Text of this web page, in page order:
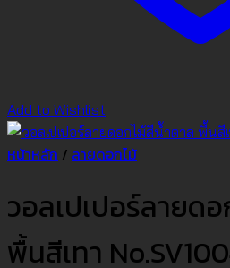
Add to Wishlist
หน้าหลัก / ลายดอกไม้
วอลเปเปอร์ลายด
พื้นสีเทา